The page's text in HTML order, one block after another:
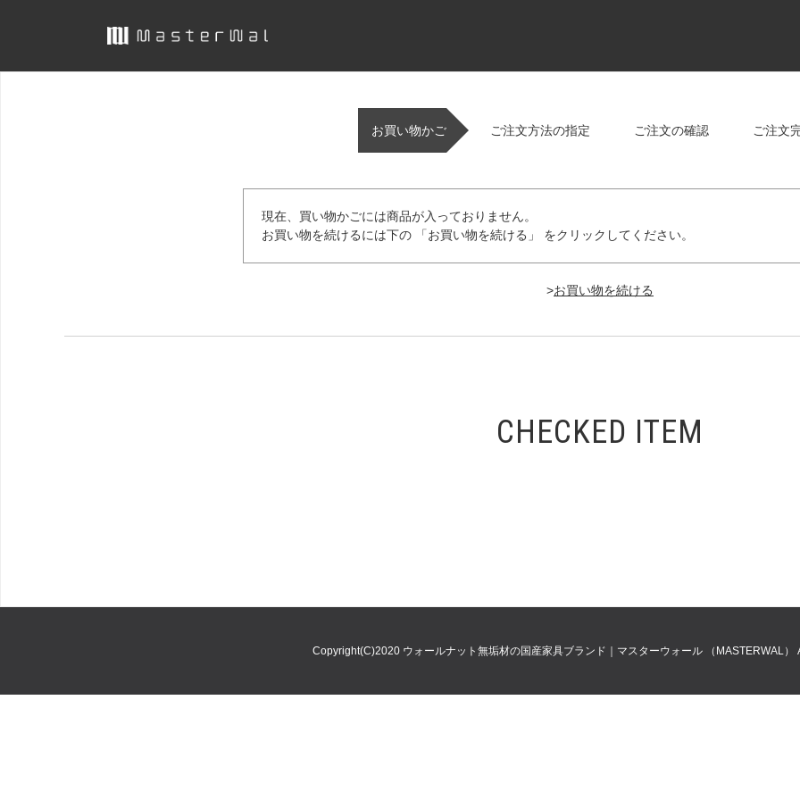
お買い物かご ご注文方法の指定 ご注文の確認 ご注文
現在、買い物かごには商品が入っておりません。
お買い物を続けるには下の 「お買い物を続ける」 をクリックしてください。
>
CHECKED ITEM
Copyright(C)2020 ウォールナット無垢材の国産家具ブランド｜マスターウォール （MASTERWAL）